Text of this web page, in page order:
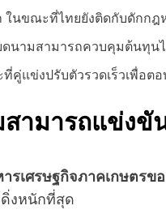
ขณะที่ไทยยังติดกับดักกฎ
นามสามารถควบคุมต้นทุน
แข่งปรับตัวรวดเร็วเพื่อต
ามารถแข่งขั
รเศรษฐกิจภาคเกษตรข
งหนักที่สุด